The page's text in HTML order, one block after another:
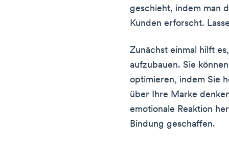
geschieht, indem man
Kunden erforscht.
Zunächst einmal hilft
aufzubauen. Sie
optimieren, indem Sie
über Ihre Marke
emotionale Reaktion
Bindung geschaffen.